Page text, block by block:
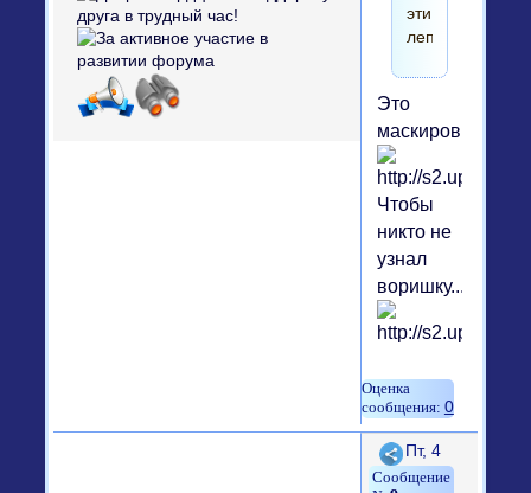
эти
лепешки?
Это
маскировка!!!
Чтобы
никто не
узнал
воришку....
0
Поделиться
Пт, 4